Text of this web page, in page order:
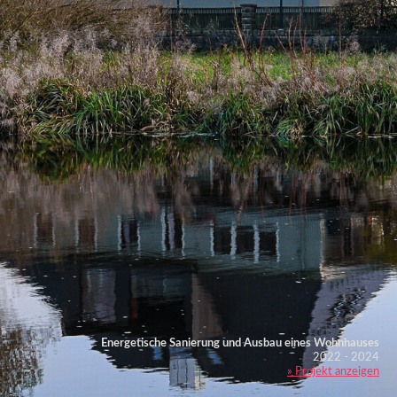
Energetische Sanierung und Ausbau eines Wohnhauses
2022 - 2024
» Projekt anzeigen